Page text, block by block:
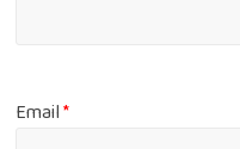
Email*